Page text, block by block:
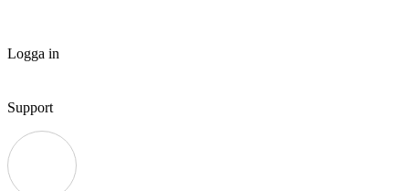
Logga in
Support